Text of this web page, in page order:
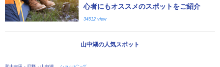
心者にもオススメのスポットをご紹介
34512 view
山中湖の人気スポット